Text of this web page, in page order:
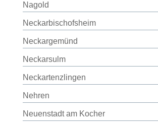
Nagold
Neckarbischofsheim
Neckargemünd
Neckarsulm
Neckartenzlingen
Nehren
Neuenstadt am Kocher